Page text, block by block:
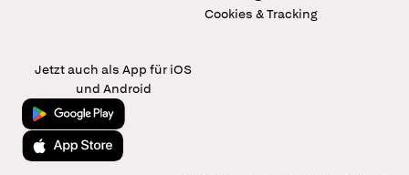
Cookies & Tracking
Jetzt auch als App für iOS
und Android
Jetzt bei Google Play
Laden im App Store